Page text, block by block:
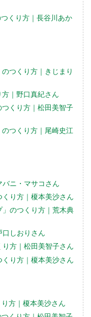
くり方｜長谷川あか
つくり方｜きじまり
方｜野口真紀さん
つくり方｜松田美智子
のつくり方｜尾崎史江
バニ・マサコさん
くり方｜榎本美沙さん
」のつくり方｜荒木典
口しおりさん
り方｜松田美智子さん
くり方｜榎本美沙さん
り方｜榎本美沙さん